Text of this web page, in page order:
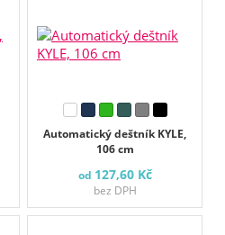
Automatický deštník KYLE,
106 cm
od 127,60 Kč
bez DPH